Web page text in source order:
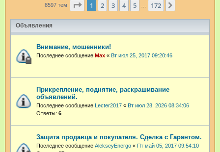
8597 тем Страница из 172
1 2 3 4 5 172
Объявления
Внимание, мошенники!
Последнее сообщение Max « Вт июл 25, 2017 09:20:46
Прикрепление, поднятие, раскрашивание
объявлений.
Последнее сообщение Lecter2017 « Вт июл 28, 2026 08:34:06
Ответы: 6
Защита продавца и покупателя. Сделка с Гарантом.
Последнее сообщение AlekseyEnergo « Пт май 05, 2017 09:54:10